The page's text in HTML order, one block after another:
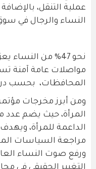
عملية التنقل،
النساء والرجال في
نحو 47% من
مواصلات عامة آمنة
المحافظات، بحسب
ومن أبرز مخرجات
المرأة، حيث يضم
الداعمة للمرأة،
مراجعة السياسات
ورفع صوت النساء